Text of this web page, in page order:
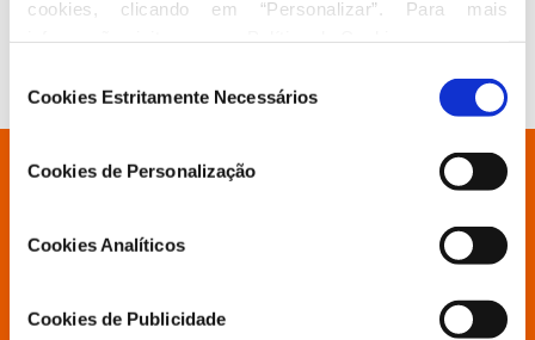
cookies, clicando em “Personalizar”. Para mais
de
consentimento
Cookies Estritamente Necessários
Cookies de Personalização
Cookies Analíticos
Cookies de Publicidade
membro do conselho diretivo da Associação
Nacional de Municípios Portugueses.
Está à procura de algo específico?